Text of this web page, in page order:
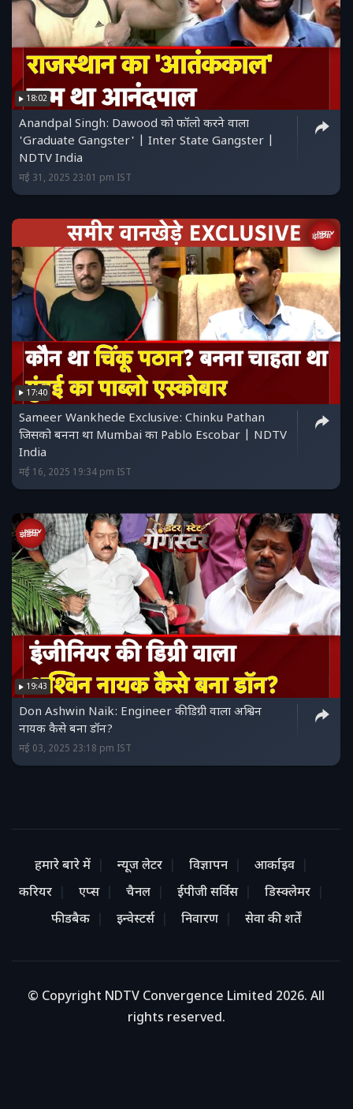
18:02
Anandpal Singh: Dawood को फॉलो करने वाला
'Graduate Gangster' | Inter State Gangster |
NDTV India
मई 31, 2025 23:01 pm IST
17:40
Sameer Wankhede Exclusive: Chinku Pathan
जिसको बनना था Mumbai का Pablo Escobar | NDTV
India
मई 16, 2025 19:34 pm IST
19:43
Don Ashwin Naik: Engineer की डिग्री वाला अश्विन
नायक कैसे बना डॉन?
मई 03, 2025 23:18 pm IST
हमारे बारे में न्यूज लेटर विज्ञापन
आर्काइव
करियर
एप्स चैनल ईपीजी सर्विस
डिस्क्लेमर
फीडबैक
इन्वेस्टर्स निवारण सेवा की शर्तें
© Copyright NDTV Convergence Limited 2026. All
rights reserved.